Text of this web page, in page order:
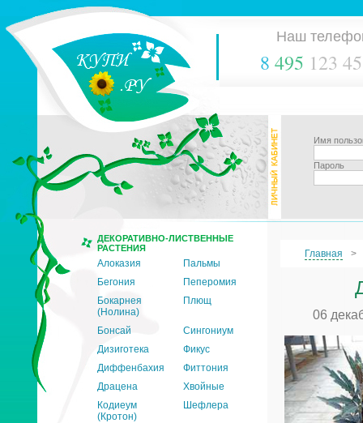
Наш
8 495 123
Имя
Пароль
ДЕКОРАТИВНО-ЛИСТВЕННЫЕ
РАСТЕНИЯ
Алоказия
Пальмы
Бегония
Пеперомия
Бокарнея
(Нолина)
Плющ
Бонсай
Сингониум
Дизиготека
Фикус
Диффенбахия
Фиттония
Драцена
Хвойные
Кодиеум
(Кротон)
Шефлера
Главная
06